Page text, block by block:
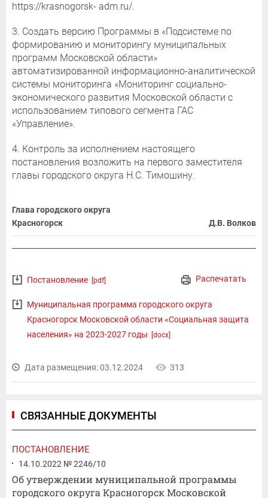
https://krasnogorsk- adm.ru/.
3. Создать версию Программы в «Подсистеме по
формированию и мониторингу муниципальных
программ Московской области»
автоматизированной информационно-аналитической
системы мониторинга «Мониторинг социально-
экономического развития Московской области с
использованием типового сегмента ГАС
«Управление».
4. Контроль за исполнением настоящего
постановления возложить на первого заместителя
главы городского округа Н.С. Тимошину.
Глава городского округа
Красногорск
Д.В. Волков
Распечатать
Постановление [pdf]
Муниципальная программа городского округа
Красногорск Московской области «Социальная защита
населения» на 2023-2027 годы
[docx]
Дата размещения: 03.12.2024 313
СВЯЗАННЫЕ ДОКУМЕНТЫ
ПОСТАНОВЛЕНИЕ
14.10.2022 № 2246/10
Об утверждении муниципальной программы
городского округа Красногорск Московской